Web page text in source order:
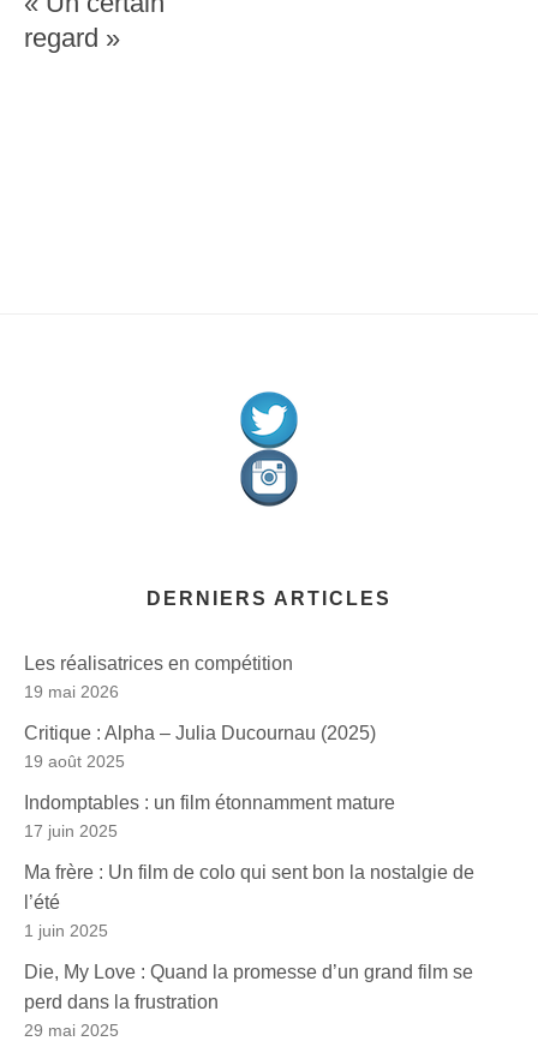
regard »
DERNIERS ARTICLES
Les réalisatrices en compétition
19 mai 2026
Critique : Alpha – Julia Ducournau (2025)
19 août 2025
Indomptables : un film étonnamment mature
17 juin 2025
Ma frère : Un film de colo qui sent bon la nostalgie de
l’été
1 juin 2025
Die, My Love : Quand la promesse d’un grand film se
perd dans la frustration
29 mai 2025